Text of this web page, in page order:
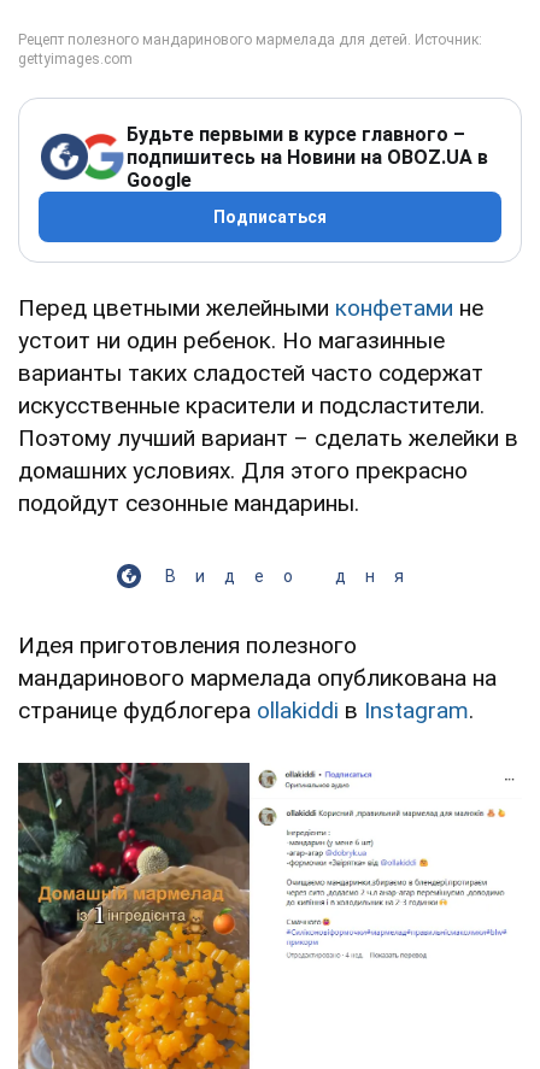
Будьте первыми в курсе главного –
подпишитесь на Новини на OBOZ.UA в
Google
Подписаться
Перед цветными желейными конфетами не
устоит ни один ребенок. Но магазинные
варианты таких сладостей часто содержат
искусственные красители и подсластители.
Поэтому лучший вариант – сделать желейки в
домашних условиях. Для этого прекрасно
подойдут сезонные мандарины.
Видео дня
Идея приготовления полезного
мандаринового мармелада опубликована на
странице фудблогера ollakiddi в Instagram.